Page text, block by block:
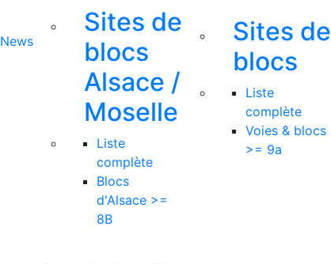
News
Sites de
blocs
Alsace /
Moselle
Liste
complète
Blocs
d'Alsace >=
8B
Sites de
blocs
Liste
complète
Voies & blocs
>= 9a